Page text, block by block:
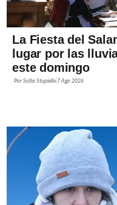
La Fiesta del
lugar por las
este domingo
PorSofía Stupiello 7 Ago 2026